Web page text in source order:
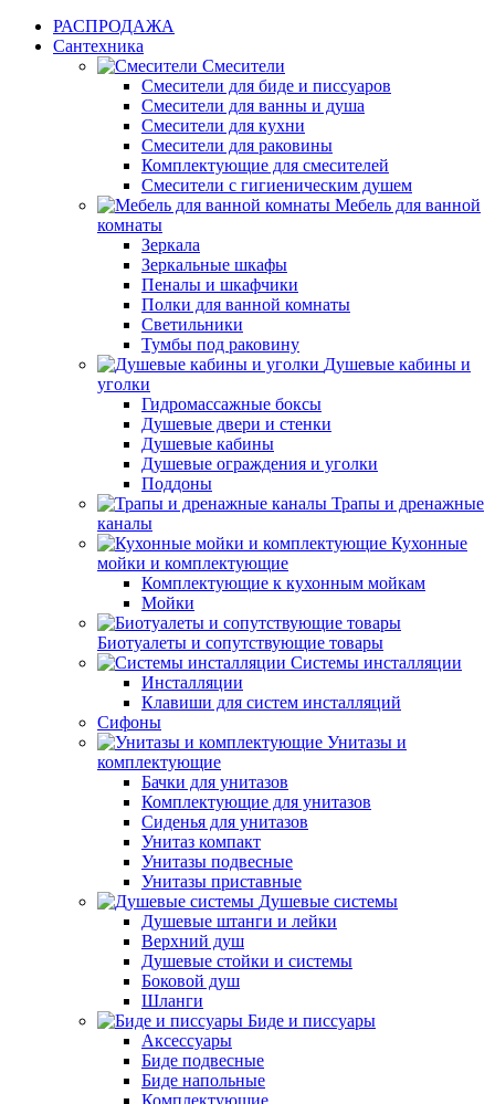
РАСПРОДАЖА
Сантехника
Смесители
Смесители для биде и писсуаров
Смесители для ванны и душа
Смесители для кухни
Смесители для раковины
Комплектующие для смесителей
Смесители с гигиеническим душем
Мебель для ванной
комнаты
Зеркала
Зеркальные шкафы
Пеналы и шкафчики
Полки для ванной комнаты
Светильники
Тумбы под раковину
Душевые кабины и
уголки
Гидромассажные боксы
Душевые двери и стенки
Душевые кабины
Душевые ограждения и уголки
Поддоны
Трапы и дренажные
каналы
Кухонные
мойки и комплектующие
Комплектующие к кухонным мойкам
Мойки
Биотуалеты и сопутствующие товары
Системы инсталляции
Инсталляции
Клавиши для систем инсталляций
Сифоны
Унитазы и
комплектующие
Бачки для унитазов
Комплектующие для унитазов
Сиденья для унитазов
Унитаз компакт
Унитазы подвесные
Унитазы приставные
Душевые системы
Душевые штанги и лейки
Верхний душ
Душевые стойки и системы
Боковой душ
Шланги
Биде и писсуары
Аксессуары
Биде подвесные
Биде напольные
Комплектующие